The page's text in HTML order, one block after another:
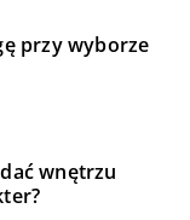
przy wyborze
wnętrzu